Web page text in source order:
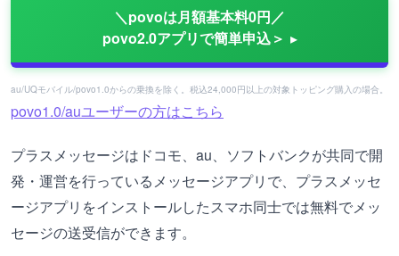
＼povoは月額基本料0円／
povo2.0アプリで簡単申込＞
au/UQモバイル/povo1.0からの乗換を除く。税込24,000円以上の対象トッピング購入の場合。
povo1.0/auユーザーの方はこちら
プラスメッセージはドコモ、au、ソフトバンクが共同で開
発・運営を行っているメッセージアプリで、プラスメッセ
ージアプリをインストールしたスマホ同士では無料でメッ
セージの送受信ができます。